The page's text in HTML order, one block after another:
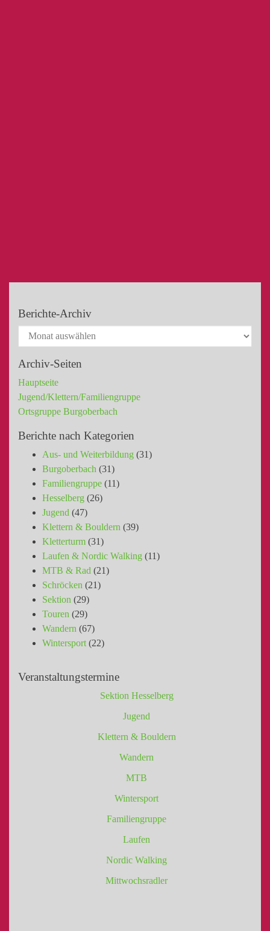
Berichte-Archiv
Archiv-Seiten
Hauptseite
Jugend/Klettern/Familiengruppe
Ortsgruppe Burgoberbach
Berichte nach Kategorien
Aus- und Weiterbildung (31)
Burgoberbach (31)
Familiengruppe (11)
Hesselberg (26)
Jugend (47)
Klettern & Bouldern (39)
Kletterturm (31)
Laufen & Nordic Walking (11)
MTB & Rad (21)
Schröcken (21)
Sektion (29)
Touren (29)
Wandern (67)
Wintersport (22)
Veranstaltungstermine
Sektion Hesselberg
Jugend
Klettern & Bouldern
Wandern
MTB
Wintersport
Familiengruppe
Laufen
Nordic Walking
Mittwochsradler